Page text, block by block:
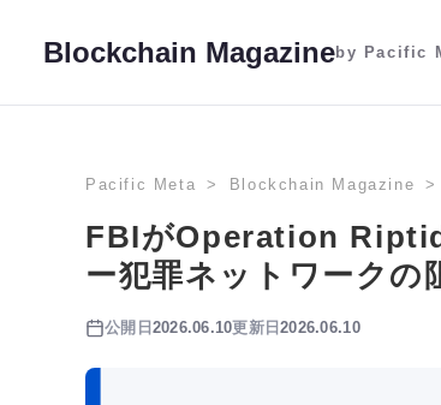
Blockchain Magazineby Pacific
Pacific Meta Blockchain Magazine
FBIがOperation
ー犯罪ネットワークの
公開日 2026.06.10更新日2026.06.10